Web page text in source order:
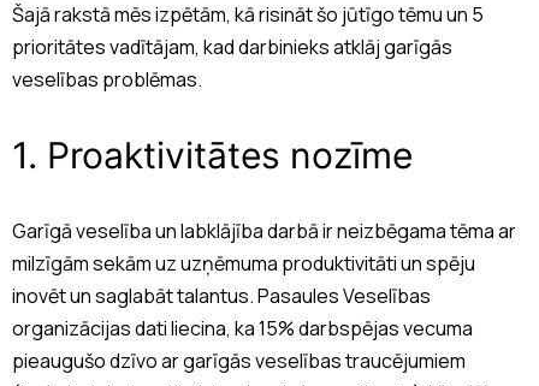
Šajā rakstā mēs izpētām, kā risināt šo jūtīgo tēmu un 5
prioritātes vadītājam, kad darbinieks atklāj garīgās
veselības problēmas.
1. Proaktivitātes nozīme
Garīgā veselība un labklājība darbā ir neizbēgama tēma ar
milzīgām sekām uz uzņēmuma produktivitāti un spēju
inovēt un saglabāt talantus. Pasaules Veselības
organizācijas dati liecina, ka 15% darbspējas vecuma
pieaugušo dzīvo ar garīgās veselības traucējumiem